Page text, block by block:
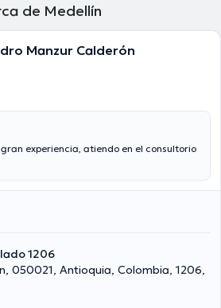
de Medellín
Manzur Calderón
experiencia, atiendo en el consultorio
1206
050021, Antioquia, Colombia, 1206,